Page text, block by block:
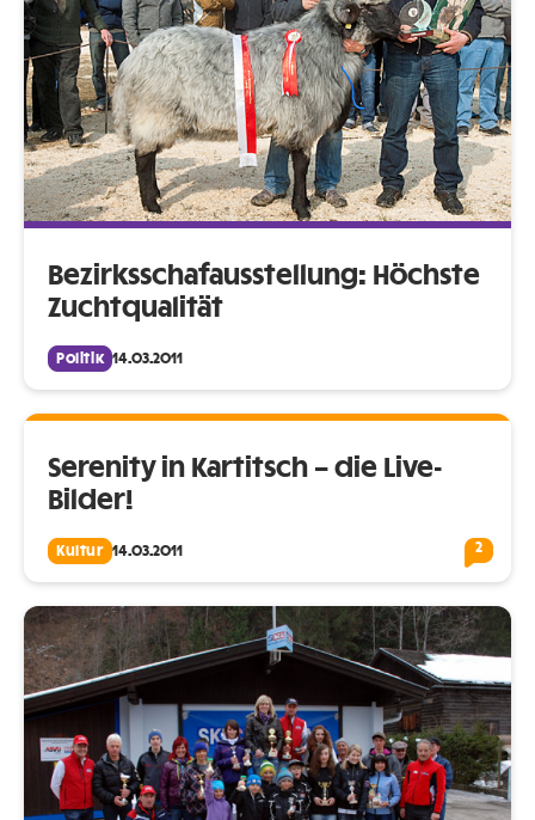
Bezirksschafausstellung: Höchste
Zuchtqualität
Politik 14.03.2011
Serenity in Kartitsch – die Live-
Bilder!
Kultur 14.03.2011 2